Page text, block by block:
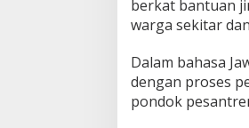
berkat bantuan
warga sekitar
Dalam bahasa
dengan proses
pondok